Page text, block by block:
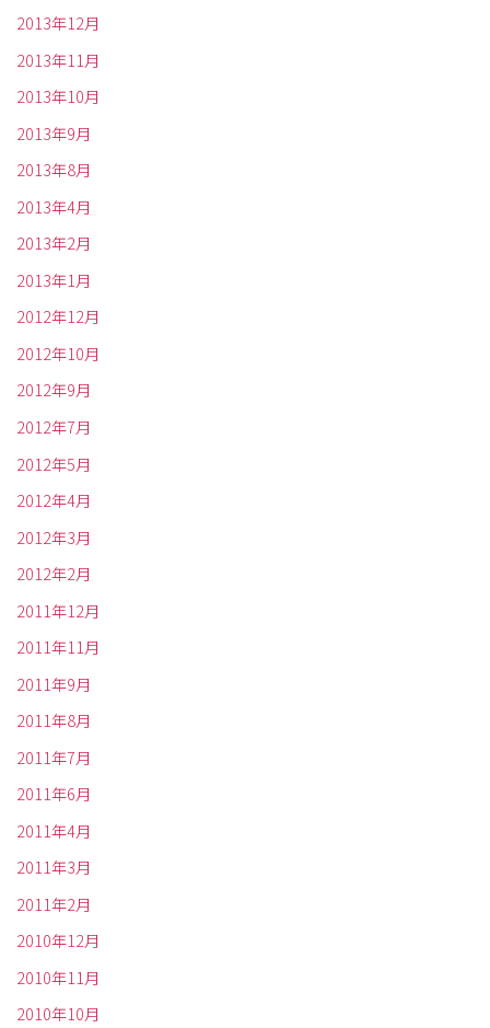
2013年12月
2013年11月
2013年10月
2013年9月
2013年8月
2013年4月
2013年2月
2013年1月
2012年12月
2012年10月
2012年9月
2012年7月
2012年5月
2012年4月
2012年3月
2012年2月
2011年12月
2011年11月
2011年9月
2011年8月
2011年7月
2011年6月
2011年4月
2011年3月
2011年2月
2010年12月
2010年11月
2010年10月